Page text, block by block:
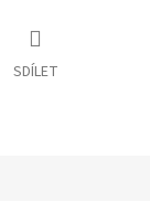
SDÍLET